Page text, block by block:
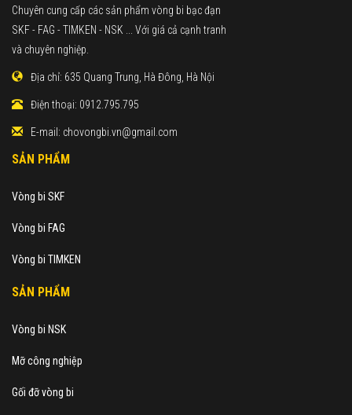
Chuyên cung cấp các sản phẩm vòng bi bạc đạn
SKF - FAG - TIMKEN - NSK ... Với giá cả cạnh tranh
và chuyên nghiệp.
Địa chỉ: 635 Quang Trung, Hà Đông, Hà Nội
Điện thoại: 0912.795.795
E-mail: chovongbi.vn@gmail.com
SẢN PHẨM
Vòng bi SKF
Vòng bi FAG
Vòng bi TIMKEN
SẢN PHẨM
Vòng bi NSK
Mỡ công nghiệp
Gối đỡ vòng bi